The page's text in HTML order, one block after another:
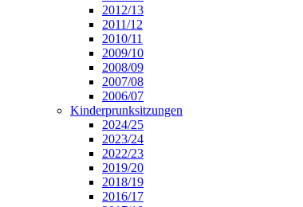
2012/13
2011/12
2010/11
2009/10
2008/09
2007/08
2006/07
Kinderprunksitzungen
2024/25
2023/24
2022/23
2019/20
2018/19
2016/17